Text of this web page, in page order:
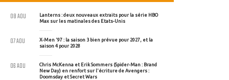
Lanterns : deux nouveaux extraits pour la série HBO
Max sur les matinales des Etats-Unis
08 AOU
X-Men '97 : la saison 3 bien prévue pour 2027, et la
saison 4 pour 2028
07 AOU
Chris McKenna et Erik Sommers (Spider-Man : Brand
New Day) en renfort sur l'écriture de Avengers :
Doomsday et Secret Wars
06 AOU